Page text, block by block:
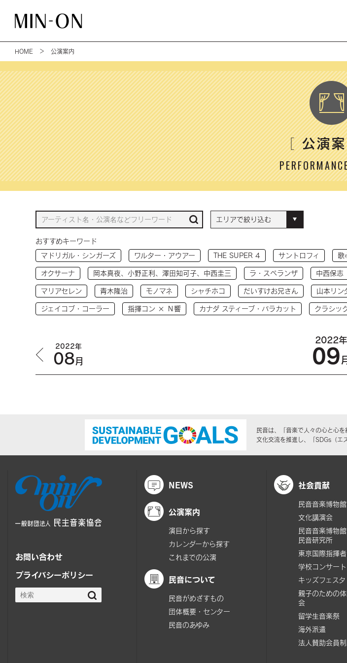
HOME ＞ 公演案内
［公演
おすすめキーワード
マドリガル・シンガーズ
ワルター・アウアー THE SUPER 4 サントロフィ 歌
オクサーナ 岡本真夜、小野正利、澤田知可子、中西圭三 ラ・スペランザ 中西保志
マリアセレン 青木隆治 モノマネ シャチホコ だいすけお兄さん 山本リン
ジェイコブ・コーラー 指揮コン × Ｎ響 カナダ スティーブ・バラカット クラシッ
2022年
08月
2022年
09
民音は、「音楽で人々の心と心
文化交流を推進し、「SDGs（エ
お問い合わせ
プライバシーポリシー
NEWS
公演案内
演目から探す
カレンダーから探す
これまでの公演
民音について
民音がめざすもの
団体概要・センター
民音のあゆみ
社会貢献
民音音楽博物館
文化講演会
民音音楽博物
民音研究所
東京国際指揮
学校コンサート
キッズフェスタ
親子のための
会
留学生音楽祭
海外派遣
法人賛助会員